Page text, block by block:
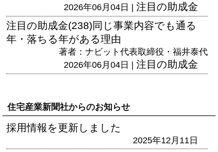
2026年06月04日 | 注目の助成金
注目の助成金(238)同じ事業内容でも通る
年・落ちる年がある理由
著者：ナビット代表取締役・福井泰代
2026年06月04日 | 注目の助成金
住宅産業新聞社からのお知らせ
採用情報を更新しました
2025年12月11日